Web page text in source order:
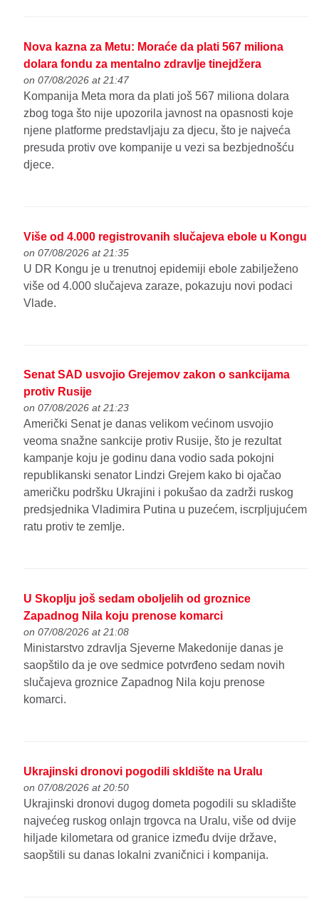
Nova kazna za Metu: Moraće da plati 567 miliona
dolara fondu za mentalno zdravlje tinejdžera
on 07/08/2026 at 21:47
Kompanija Meta mora da plati još 567 miliona dolara
zbog toga što nije upozorila javnost na opasnosti koje
njene platforme predstavljaju za djecu, što je najveća
presuda protiv ove kompanije u vezi sa bezbjednošću
djece.
Više od 4.000 registrovanih slučajeva ebole u Kongu
on 07/08/2026 at 21:35
U DR Kongu je u trenutnoj epidemiji ebole zabilježeno
više od 4.000 slučajeva zaraze, pokazuju novi podaci
Vlade.
Senat SAD usvojio Grejemov zakon o sankcijama
protiv Rusije
on 07/08/2026 at 21:23
Američki Senat je danas velikom većinom usvojio
veoma snažne sankcije protiv Rusije, što je rezultat
kampanje koju je godinu dana vodio sada pokojni
republikanski senator Lindzi Grejem kako bi ojačao
američku podršku Ukrajini i pokušao da zadrži ruskog
predsjednika Vladimira Putina u puzećem, iscrpljujućem
ratu protiv te zemlje.
U Skoplju još sedam oboljelih od groznice
Zapadnog Nila koju prenose komarci
on 07/08/2026 at 21:08
Ministarstvo zdravlja Sjeverne Makedonije danas je
saopštilo da je ove sedmice potvrđeno sedam novih
slučajeva groznice Zapadnog Nila koju prenose
komarci.
Ukrajinski dronovi pogodili skldište na Uralu
on 07/08/2026 at 20:50
Ukrajinski dronovi dugog dometa pogodili su skladište
najvećeg ruskog onlajn trgovca na Uralu, više od dvije
hiljade kilometara od granice između dvije države,
saopštili su danas lokalni zvaničnici i kompanija.